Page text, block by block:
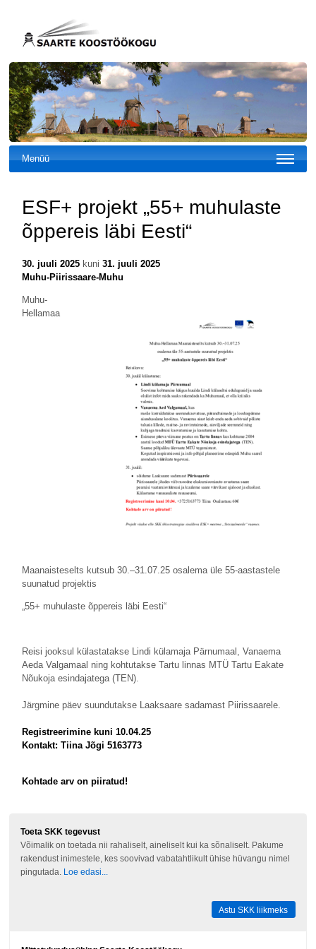
Menüü
ESF+ projekt „55+ muhulaste
õppereis läbi Eesti“
30. juuli 2025kuni 31. juuli 2025
Muhu-Piirissaare-Muhu
Muhu-
Hellamaa
Maanaisteselts kutsub 30.–31.07.25 osalema üle 55-aastastele
suunatud projektis
„55+ muhulaste õppereis läbi Eesti“
Reisi jooksul külastatakse Lindi külamaja Pärnumaal, Vanaema
Aeda Valgamaal ning kohtutakse Tartu linnas MTÜ Tartu Eakate
Nõukoja esindajatega (TEN).
Järgmine päev suundutakse Laaksaare sadamast Piirissaarele.
Registreerimine kuni 10.04.25
Kontakt: Tiina Jõgi 5163773
Kohtade arv on piiratud!
Toeta SKK tegevust
Võimalik on toetada nii rahaliselt, aineliselt kui ka sõnaliselt. Pakume
rakendust inimestele, kes soovivad vabatahtlikult ühise hüvangu nimel
pingutada. Loe edasi...
Astu SKK liikmeks